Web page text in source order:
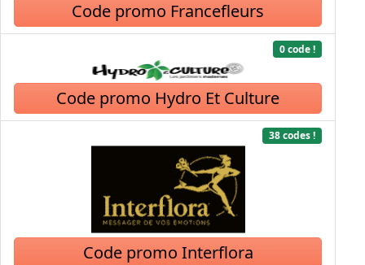
Code promo Francefleurs
0 code !
Code promo Hydro Et Culture
38 codes !
Code promo Interflora